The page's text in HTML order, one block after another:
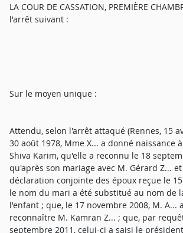
LA COUR DE CASSATION, PREMIÈRE
l'arrêt suivant :
Sur le moyen unique :
Attendu, selon l'arrêt attaqué (Rennes, 15
30 août 1978, Mme X... a donné naissance
Shiva Karim, qu'elle a reconnu le 18
qu'après son mariage avec M. Gérard Z...
déclaration conjointe des époux reçue le
le nom du mari a été substitué au nom de
l'enfant ; que, le 17 novembre 2008, M. A...
reconnaître M. Kamran Z... ; que, par
septembre 2011, celui-ci a saisi le